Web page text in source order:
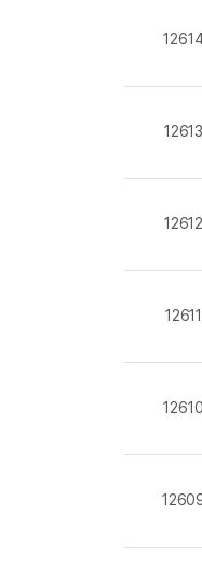
12614
12613
12612
12611
12610